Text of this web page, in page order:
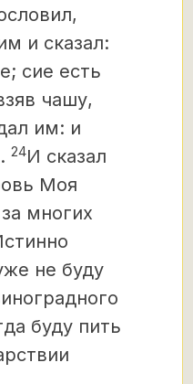
и сказал:
сие есть
чашу,
им: и
24И сказал
Моя
за многих
не буду
буду пить